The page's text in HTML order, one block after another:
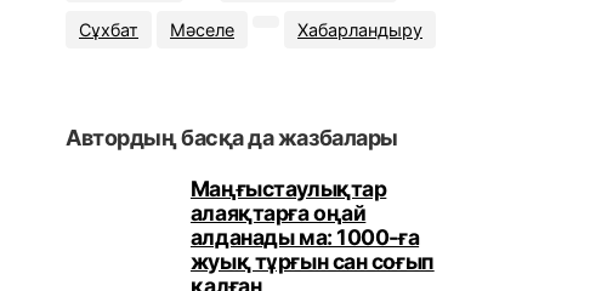
Сұхбат Мәселе Хабарландыру
Автордың басқа да жазбалары
Маңғыстаулықтар
алаяқтарға оңай
алданады ма: 1000-ға
жуық тұрғын сан соғып
қалған